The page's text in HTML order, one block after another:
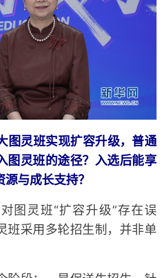
灵班实现扩容升级，普通
图灵班的途径？入选后能享
与成长支持？
图灵班“扩容升级”存在误
班采用多轮招生制，并非单